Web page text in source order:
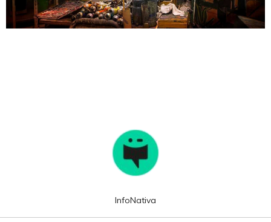
InfoNativa